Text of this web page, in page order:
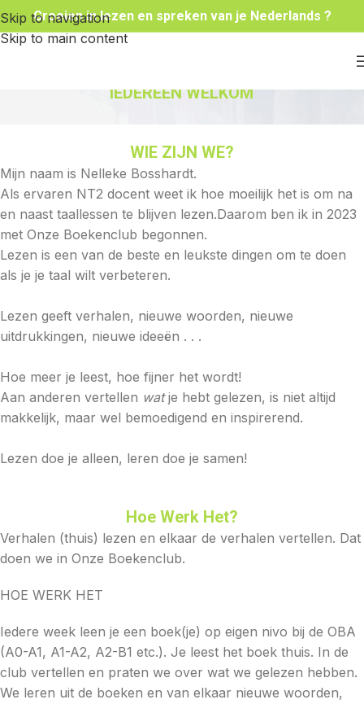
Skip to navigation
Skip to main content
Groeien in lezen en spreken van je Nederlands ?
IEDEREEN WELKOM
WIE ZIJN WE?
Mijn naam is Nelleke Bosshardt.
Als ervaren NT2 docent weet ik hoe moeilijk het is om na
en naast taallessen te blijven lezen.Daarom ben ik in 2023
met Onze Boekenclub begonnen.
Lezen is een van de beste en leukste dingen om te doen
als je je taal wilt verbeteren.
Lezen geeft verhalen, nieuwe woorden, nieuwe
uitdrukkingen, nieuwe ideeën . . .
Hoe meer je leest, hoe fijner het wordt!
Aan anderen vertellen watje hebt gelezen, is niet altijd
makkelijk, maar wel bemoedigend en inspirerend.
Lezen doe je alleen, leren doe je samen!
Hoe Werk Het?
Verhalen (thuis) lezen en elkaar de verhalen vertellen. Dat
doen we in Onze Boekenclub.
HOE WERK HET
Iedere week leen je een boek(je) op eigen nivo bij de OBA
(A0-A1, A1-A2, A2-B1 etc.). Je leest het boek thuis. In de
club vertellen en praten we over wat we gelezen hebben.
We leren uit de boeken en van elkaar nieuwe woorden,